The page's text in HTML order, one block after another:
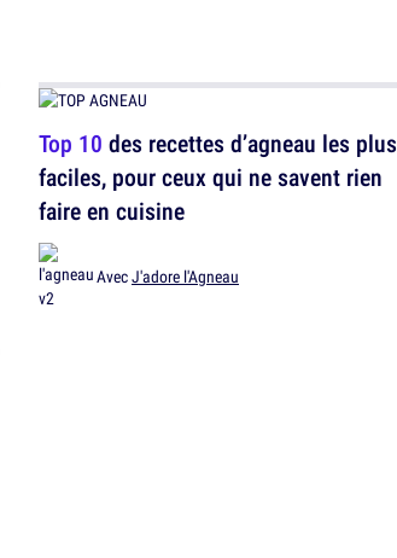
Top 10 des recettes d’agneau les plus
faciles, pour ceux qui ne savent rien
faire en cuisine
AvecJ'adore l'Agneau